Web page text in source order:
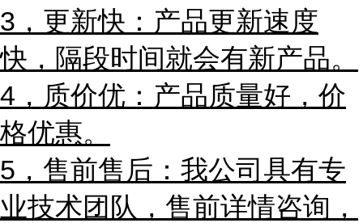
3，更新快：产品更新速度
快，隔段时间就会有新产品。
4，质价优：产品质量好，价
格优惠。
5，售前售后：我公司具有专
业技术团队，售前详情咨询，